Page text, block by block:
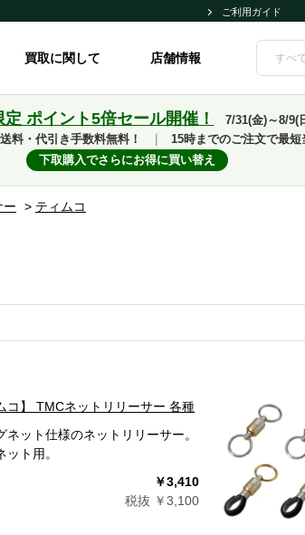
ご利用ガイド
買取に関して 店舗情報
ポイント5倍セール開催！
7/31(金)～8/9(
料・代引き手数料無料！
15時までのご注文で最短
下取購入でさらにお得に買い替え
ー > ティムコ
コ】 TMCネットリリーサー 各種
ネット仕様のネットリリーサー。
ット用。
￥3,410
税抜 ￥3,100